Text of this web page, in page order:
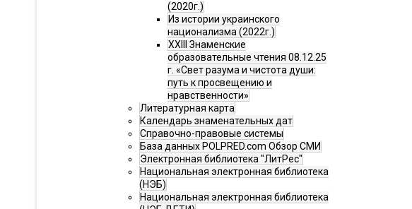
(2020г.)
Из истории украинского
национализма (2022г.)
XXIII Знаменские
образовательные чтения 08.12.25
г. «Свет разума и чистота души:
путь к просвещению и
нравственности»
Литературная карта
Календарь знаменательных дат
Справочно-правовые системы
База данных POLPRED.com Обзор СМИ
Электронная библиотека "ЛитРес"
Национальная электронная библиотека
(НЭБ)
Национальная электронная библиотека